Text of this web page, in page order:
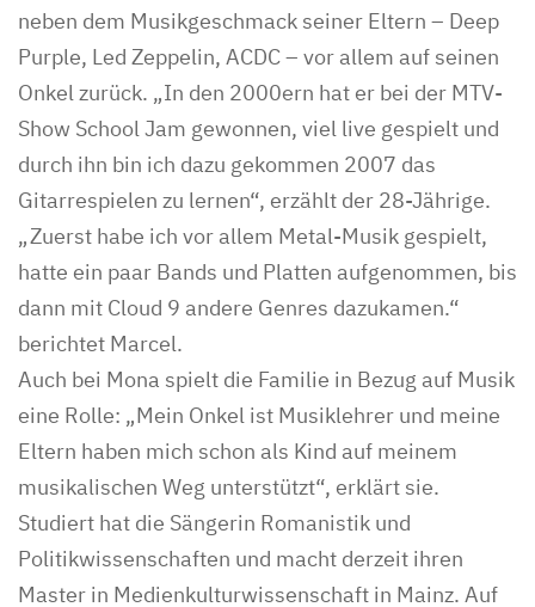
neben dem Musikgeschmack seiner Eltern – Deep
Purple, Led Zeppelin, ACDC – vor allem auf seinen
Onkel zurück. „In den 2000ern hat er bei der MTV-
Show School Jam gewonnen, viel live gespielt und
durch ihn bin ich dazu gekommen 2007 das
Gitarrespielen zu lernen“, erzählt der 28-Jährige.
„Zuerst habe ich vor allem Metal-Musik gespielt,
hatte ein paar Bands und Platten aufgenommen, bis
dann mit Cloud 9 andere Genres dazukamen.“
berichtet Marcel.
Auch bei Mona spielt die Familie in Bezug auf Musik
eine Rolle: „Mein Onkel ist Musiklehrer und meine
Eltern haben mich schon als Kind auf meinem
musikalischen Weg unterstützt“, erklärt sie.
Studiert hat die Sängerin Romanistik und
Politikwissenschaften und macht derzeit ihren
Master in Medienkulturwissenschaft in Mainz. Auf